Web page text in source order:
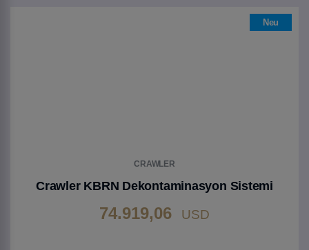
Neu
CRAWLER
Crawler KBRN Dekontaminasyon Sistemi
74.919,06 USD